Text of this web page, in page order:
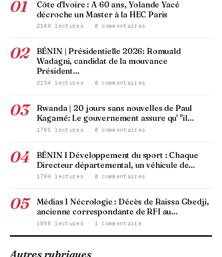
01
Côte d'Ivoire : A 60 ans, Yolande Yacé
décroche un Master à la HEC Paris
2148 lectures · 0 commentaires
02
BÉNIN | Présidentielle 2026: Romuald
Wadagni, candidat de la mouvance
Président…
2134 lectures · 0 commentaires
03
Rwanda | 20 jours sans nouvelles de Paul
Kagamé: Le gouvernement assure qu' "il…
1785 lectures · 0 commentaires
04
BÉNIN I Développement du sport : Chaque
Directeur départemental, un véhicule de…
1784 lectures · 0 commentaires
05
Médias I Nécrologie : Décès de Raissa Gbedji,
ancienne correspondante de RFI au…
1698 lectures · 1 commentaire
Autres rubriques